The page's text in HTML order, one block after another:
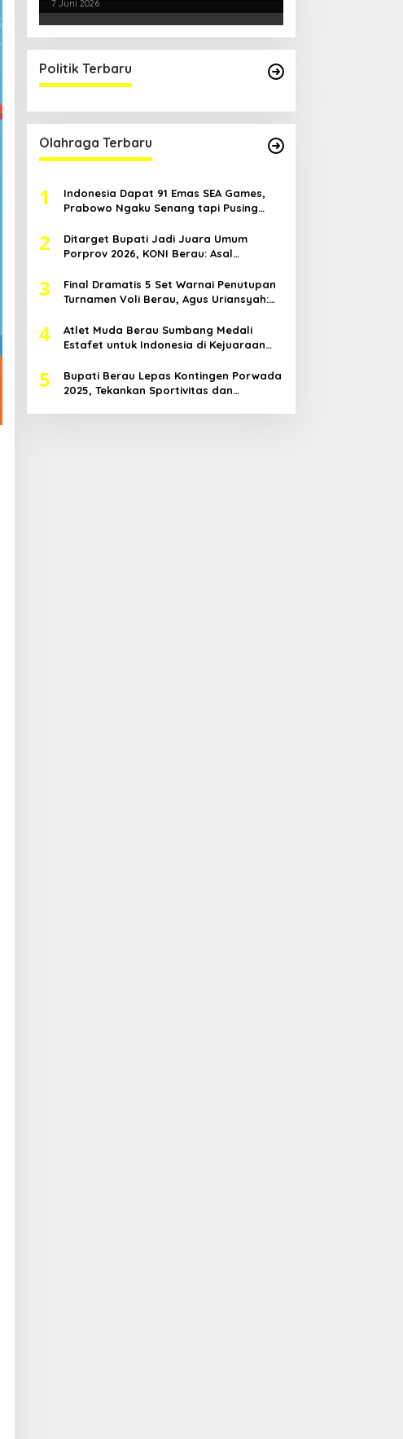
7 Juni 2026
Politik Terbaru
Olahraga Terbaru
1
Indonesia Dapat 91 Emas SEA Games,
Prabowo Ngaku Senang tapi Pusing
2
Ditarget Bupati Jadi Juara Umum
Porprov 2026, KONI Berau: Asal
3
Final Dramatis 5 Set Warnai Penutupan
Turnamen Voli Berau, Agus Uriansyah:
4
Atlet Muda Berau Sumbang Medali
Estafet untuk Indonesia di Kejuaraan
5
Bupati Berau Lepas Kontingen Porwada
2025, Tekankan Sportivitas dan